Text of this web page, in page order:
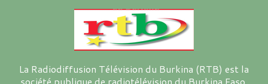
La Radiodiffusion Télévision du Burkina (RTB) est la
société publique de radiotélévision du Burkina Faso.